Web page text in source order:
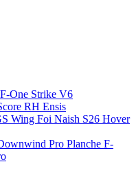
One Strike V6
RH Ensis
Wing Foi Naish S26 Hover
Planche F-